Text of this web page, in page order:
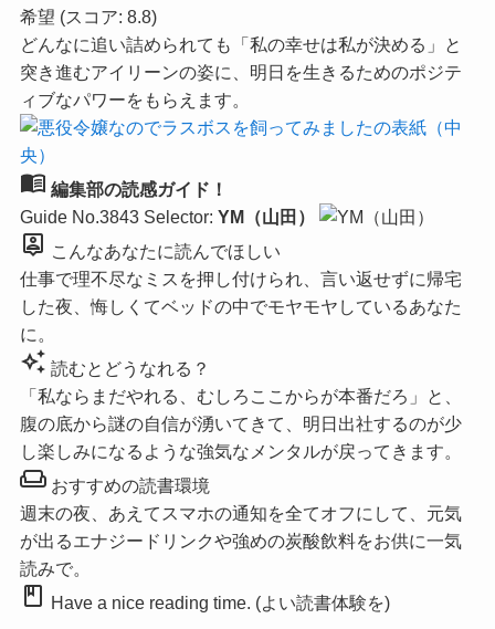
希望 (スコア: 8.8)
どんなに追い詰められても「私の幸せは私が決める」と
突き進むアイリーンの姿に、明日を生きるためのポジテ
ィブなパワーをもらえます。
menu_book 編集部の読感ガイド！
Guide No.3843 Selector: YM（山田）
person_pin
こんなあなたに読んでほしい
仕事で理不尽なミスを押し付けられ、言い返せずに帰宅
した夜、悔しくてベッドの中でモヤモヤしているあなた
に。
auto_awesome 読むとどうなれる？
「私ならまだやれる、むしろここからが本番だろ」と、
腹の底から謎の自信が湧いてきて、明日出社するのが少
し楽しみになるような強気なメンタルが戻ってきます。
weekendおすすめの読書環境
週末の夜、あえてスマホの通知を全てオフにして、元気
が出るエナジードリンクや強めの炭酸飲料をお供に一気
読みで。
book Have a nice reading time. (よい読書体験を)